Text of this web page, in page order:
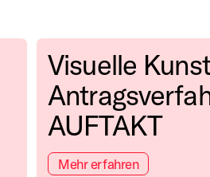
Visuelle Kunst
AUFTAKT
Mehr erfahren